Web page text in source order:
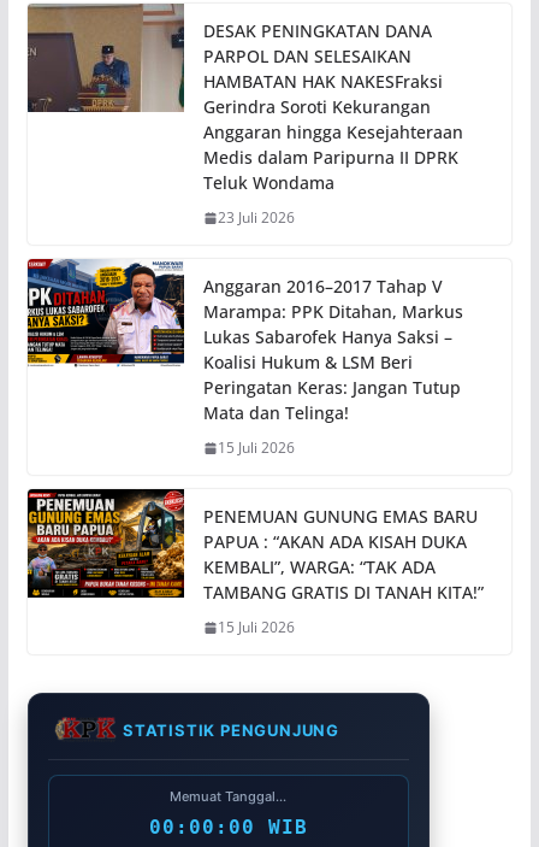
DESAK PENINGKATAN DANA
PARPOL DAN SELESAIKAN
HAMBATAN HAK NAKESFraksi
Gerindra Soroti Kekurangan
Anggaran hingga Kesejahteraan
Medis dalam Paripurna II DPRK
Teluk Wondama
23 Juli 2026
Anggaran 2016–2017 Tahap V
Marampa: PPK Ditahan, Markus
Lukas Sabarofek Hanya Saksi –
Koalisi Hukum & LSM Beri
Peringatan Keras: Jangan Tutup
Mata dan Telinga!
15 Juli 2026
PENEMUAN GUNUNG EMAS BARU
PAPUA : “AKAN ADA KISAH DUKA
KEMBALI”, WARGA: “TAK ADA
TAMBANG GRATIS DI TANAH KITA!”
15 Juli 2026
STATISTIK PENGUNJUNG
Memuat Tanggal...
00:00:00 WIB